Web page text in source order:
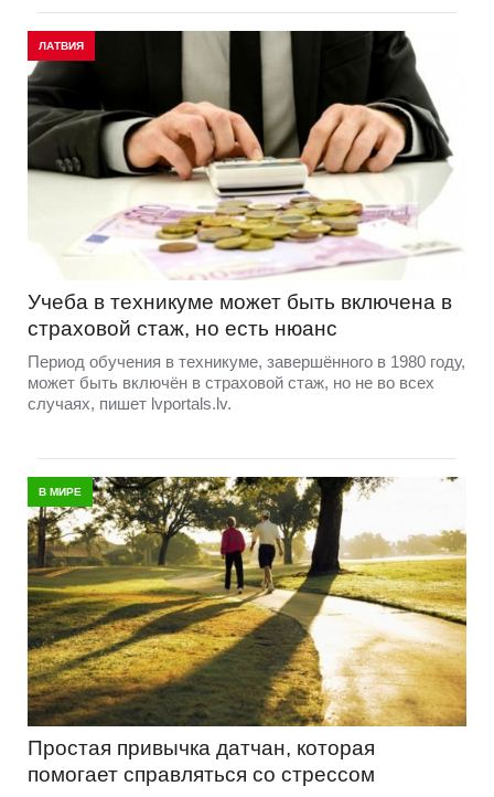
ЛАТВИЯ
Учеба в техникуме может быть включена в
страховой стаж, но есть нюанс
Период обучения в техникуме, завершённого в 1980 году,
может быть включён в страховой стаж, но не во всех
случаях, пишет lvportals.lv.
В МИРЕ
Простая привычка датчан, которая
помогает справляться со стрессом